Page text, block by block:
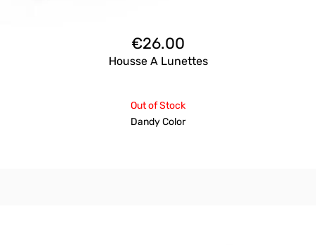
€26.00
Housse A Lunettes
Out of Stock
Dandy Color